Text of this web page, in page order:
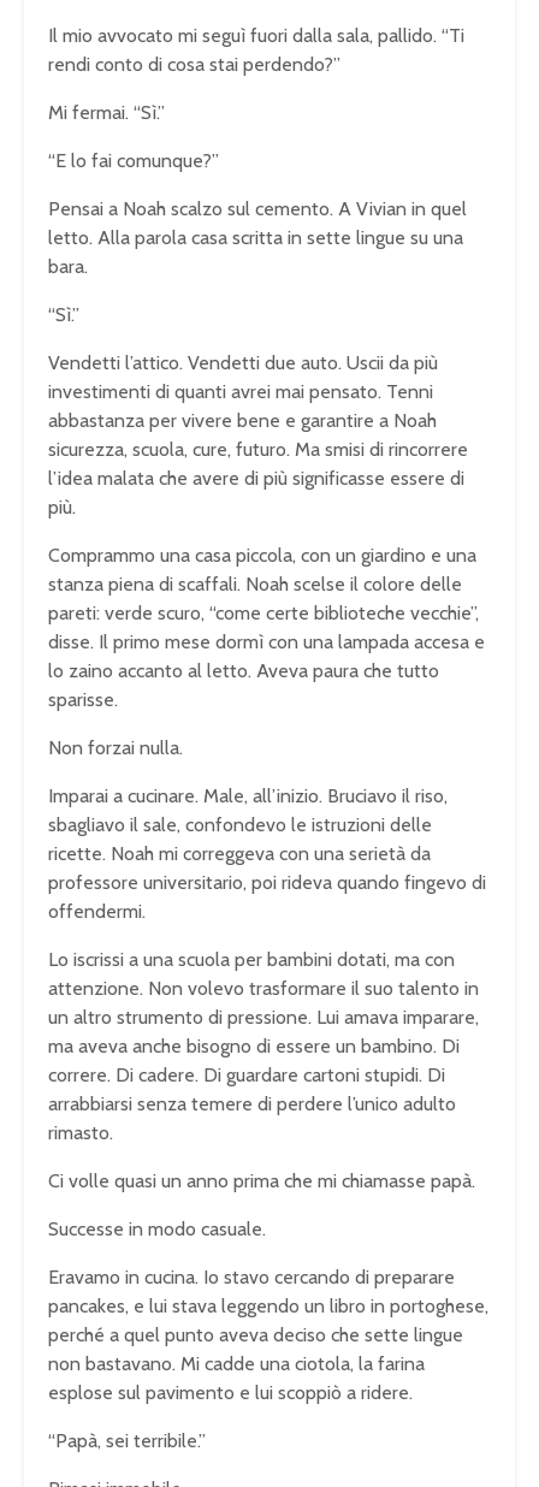
Il mio avvocato mi seguì fuori dalla sala, pallido. “Ti
rendi conto di cosa stai perdendo?”
Mi fermai. “Sì.”
“E lo fai comunque?”
Pensai a Noah scalzo sul cemento. A Vivian in quel
letto. Alla parola casa scritta in sette lingue su una
bara.
“Sì.”
Vendetti l’attico. Vendetti due auto. Uscii da più
investimenti di quanti avrei mai pensato. Tenni
abbastanza per vivere bene e garantire a Noah
sicurezza, scuola, cure, futuro. Ma smisi di rincorrere
l’idea malata che avere di più significasse essere di
più.
Comprammo una casa piccola, con un giardino e una
stanza piena di scaffali. Noah scelse il colore delle
pareti: verde scuro, “come certe biblioteche vecchie”,
disse. Il primo mese dormì con una lampada accesa e
lo zaino accanto al letto. Aveva paura che tutto
sparisse.
Non forzai nulla.
Imparai a cucinare. Male, all’inizio. Bruciavo il riso,
sbagliavo il sale, confondevo le istruzioni delle
ricette. Noah mi correggeva con una serietà da
professore universitario, poi rideva quando fingevo di
offendermi.
Lo iscrissi a una scuola per bambini dotati, ma con
attenzione. Non volevo trasformare il suo talento in
un altro strumento di pressione. Lui amava imparare,
ma aveva anche bisogno di essere un bambino. Di
correre. Di cadere. Di guardare cartoni stupidi. Di
arrabbiarsi senza temere di perdere l’unico adulto
rimasto.
Ci volle quasi un anno prima che mi chiamasse papà.
Successe in modo casuale.
Eravamo in cucina. Io stavo cercando di preparare
pancakes, e lui stava leggendo un libro in portoghese,
perché a quel punto aveva deciso che sette lingue
non bastavano. Mi cadde una ciotola, la farina
esplose sul pavimento e lui scoppiò a ridere.
“Papà, sei terribile.”